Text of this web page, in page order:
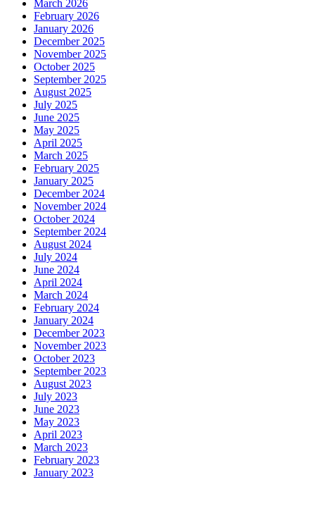
March 2026
February 2026
January 2026
December 2025
November 2025
October 2025
September 2025
August 2025
July 2025
June 2025
May 2025
April 2025
March 2025
February 2025
January 2025
December 2024
November 2024
October 2024
September 2024
August 2024
July 2024
June 2024
April 2024
March 2024
February 2024
January 2024
December 2023
November 2023
October 2023
September 2023
August 2023
July 2023
June 2023
May 2023
April 2023
March 2023
February 2023
January 2023